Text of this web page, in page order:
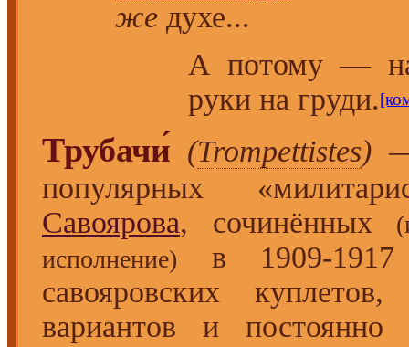
же духе...
А потому —
руки на груди.
Трубачи́ (Trompettistes)
популярных
Савоярова, сочинённых
исполнение)
в 1909-
савояровских
вариантов и постоянно